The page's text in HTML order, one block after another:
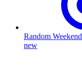
Random Weekend
new